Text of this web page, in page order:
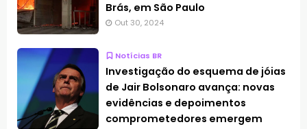
Brás, em São Paulo
Out 30, 2024
Notícias BR
Investigação do esquema de jóias
de Jair Bolsonaro avança: novas
evidências e depoimentos
comprometedores emergem